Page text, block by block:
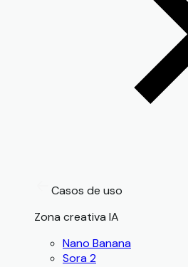
Casos de uso
Zona creativa IA
Nano Banana
Sora 2